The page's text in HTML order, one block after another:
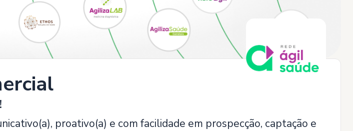
proativo(a) e com facilidade em prospecção, captação e